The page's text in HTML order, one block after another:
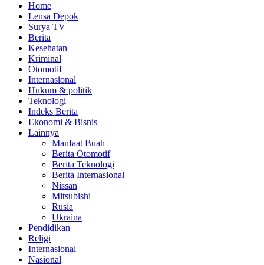
Home
Lensa Depok
Surya TV
Berita
Kesehatan
Kriminal
Otomotif
Internasional
Hukum & politik
Teknologi
Indeks Berita
Ekonomi & Bisnis
Lainnya
Manfaat Buah
Berita Otomotif
Berita Teknologi
Berita Internasional
Nissan
Mitsubishi
Rusia
Ukraina
Pendidikan
Religi
Internasional
Nasional